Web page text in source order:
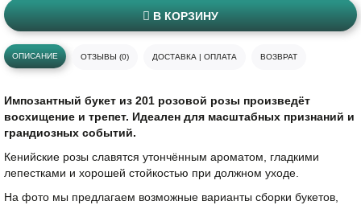
В КОРЗИНУ
ОПИСАНИЕ ОТЗЫВЫ (0) ДОСТАВКА | ОПЛАТА ВОЗВРАТ
Импозантный букет из 201 розовой розы произведёт
восхищение и трепет. Идеален для масштабных признаний и
грандиозных событий.
Кенийские розы славятся утончённым ароматом, гладкими
лепестками и хорошей стойкостью при должном уходе.
На фото мы предлагаем возможные варианты сборки букетов,